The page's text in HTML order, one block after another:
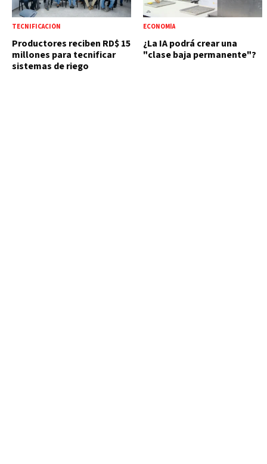
TECNIFICACIÓN
Productores reciben RD$ 15
millones para tecnificar
sistemas de riego
ECONOMÍA
¿La IA podrá crear una
"clase baja permanente"?